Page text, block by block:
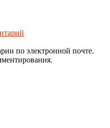
по электронной почте.